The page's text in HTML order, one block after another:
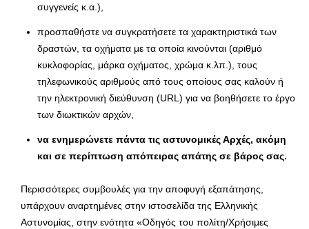
συγγενείς κ.α.),
προσπαθήστε να συγκρατήσετε τα χαρακτηριστικά των
δραστών, τα οχήματα με τα οποία κινούνται (αριθμό
κυκλοφορίας, μάρκα οχήματος, χρώμα κ.λπ.), τους
τηλεφωνικούς αριθμούς από τους οποίους σας καλούν ή
την ηλεκτρονική διεύθυνση (URL) για να βοηθήσετε το έργο
των διωκτικών αρχών,
να ενημερώνετε πάντα τις αστυνομικές Αρχές, ακόμη
και σε περίπτωση απόπειρας απάτης σε βάρος σας.
Περισσότερες συμβουλές για την αποφυγή εξαπάτησης,
υπάρχουν αναρτημένες στην ιστοσελίδα της Ελληνικής
Αστυνομίας, στην ενότητα «Οδηγός του πολίτη/Χρήσιμες